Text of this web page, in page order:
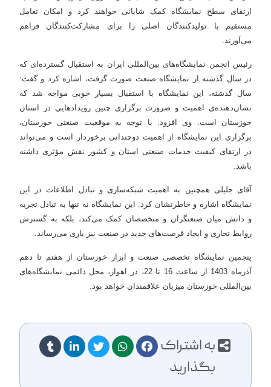
ارتقای سطح نمایشگاه کمک شایانی خواهند کرد و امکان تعامل
مستقیم با تولیدکنندگان اصلی را برای مشارکت‌کنندگان فراهم
می‌آورند.
رئیس انجمن نمایشگاه‌های بین‌المللی ایران به استقبال گسترده‌ای که
در سال گذشته از نمایشگاه صنعت صورت گرفت، اشاره کرد و گفت:
سال گذشته، این نمایشگاه با استقبال بسیار خوبی مواجه شد که
نشان‌دهنده‌ی اهمیت و ضرورت برگزاری چنین رویدادهایی در استان
خوزستان است. وی افزود: با توجه به موقعیت صنعتی خوزستان،
برگزاری این نمایشگاه از اهمیت دوچندانی برخوردار است و می‌تواند
در ارتقای کیفیت خدمات صنعتی استان و کشور نقش مؤثری داشته
باشد.
آقای جلیلی همچنین به اهمیت شبکه‌سازی و تبادل اطلاعات در این
نمایشگاه اشاره و خاطرنشان کرد: این نمایشگاه نه تنها به تبادل تجربه
و دانش میان صنعتگران و متخصصان کمک می‌کند، بلکه به گسترش
روابط تجاری و ایجاد فرصت‌های جدید در صنعت نیز یاری می‌رساند.
پنجمین نمایشگاه تخصصی صنعت و ابزار خوزستان از هفتم تا دهم
آذرماه 1403 از ساعت 16 تا 22، در اهواز، محل دائمی نمایشگاه‌های
بین‌المللی خوزستان میزبان علاقمندان خواهد بود.
به اشتراک
بگذارید